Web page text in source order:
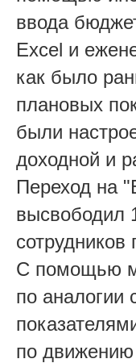
ввода
Excel и
как было
плановых
были
доходной и
Переход на
высвободил
сотрудников
С помощью
по аналогии
по